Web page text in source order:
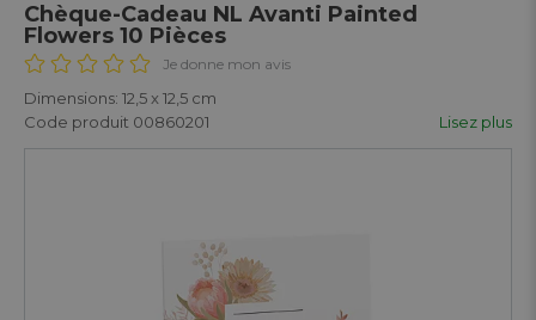
Chèque-Cadeau NL Avanti Painted
Flowers 10 Pièces
Je donne mon avis
Dimensions: 12,5 x 12,5 cm
Code produit 00860201
Lisez plus